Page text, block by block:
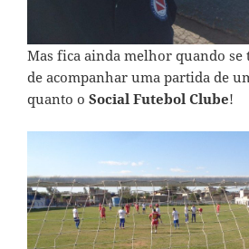
Mas fica ainda melhor quando
de acompanhar uma partida de
quanto o Social Futebol Clube!